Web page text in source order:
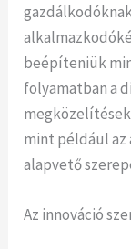
beépíteniük
folyamatban a
mint például az
alapvető
Az innováció